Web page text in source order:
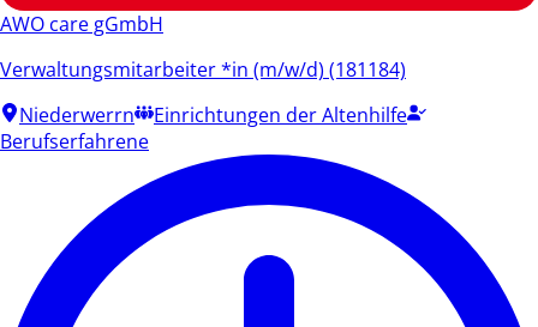
AWO care gGmbH
Verwaltungsmitarbeiter *in (m/w/d) (181184)
Niederwerrn
Einrichtungen der Altenhilfe
Berufserfahrene